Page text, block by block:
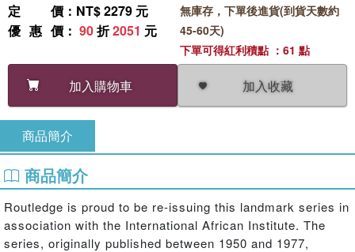
定價 ：NT$ 2279 元
優惠價 ： 90折2051 元
加入購物車 加入收藏
無庫存，下單後進貨(到貨天數約
45-60天)
下單可得紅利積點 ：61 點
商品簡介
商品簡介
Routledge is proud to be re-issuing this landmark series in
association with the International African Institute. The
series, originally published between 1950 and 1977,